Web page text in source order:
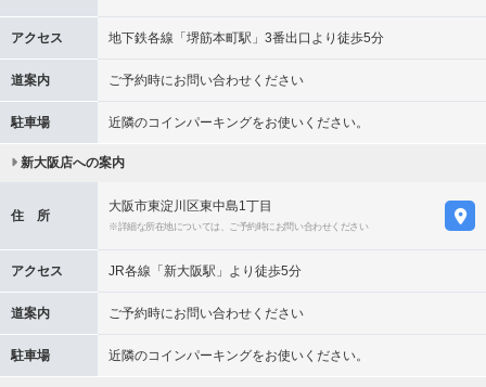
アクセス 地下鉄各線「堺筋本町駅」3番出口より徒歩5分
道案内 ご予約時にお問い合わせください
駐車場 近隣のコインパーキングをお使いください。
新大阪店への案内
住 所
大阪市東淀川区東中島1丁目
※詳細な所在地については、ご予約時にお問い合わせください
アクセス JR各線「新大阪駅」より徒歩5分
道案内 ご予約時にお問い合わせください
駐車場 近隣のコインパーキングをお使いください。